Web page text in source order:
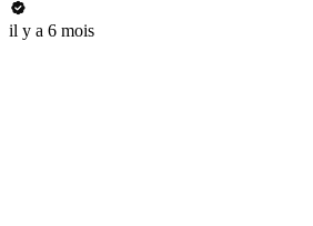
il y a 6 mois